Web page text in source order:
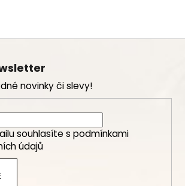
novinky či slevy!
souhlasíte s podmínkami
údajů